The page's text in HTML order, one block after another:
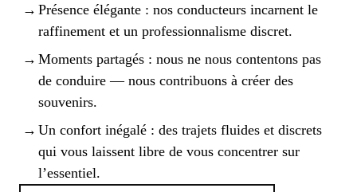
Présence élégante : nos conducteurs incarnent le
raffinement et un professionnalisme discret.
Moments partagés : nous ne nous contentons pas
de conduire — nous contribuons à créer des
souvenirs.
Un confort inégalé : des trajets fluides et discrets
qui vous laissent libre de vous concentrer sur
l’essentiel.